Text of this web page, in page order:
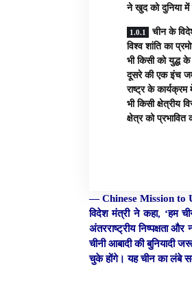
ने खुद को दुनिया में
चीन के
विश्व शांति का
भी किसी को युद्ध
दूसरे की एक इंच
राष्ट्र के
भी किसी क्षेत्रीय
क्षेत्र को
— Chinese Mission to
विदेश मंत्री ने कहा, ‘हम
अंतरराष्ट्रीय निष्पक्षता
चीनी आबादी की बुनियादी
चुके होंगे। यह चीन का लंबे